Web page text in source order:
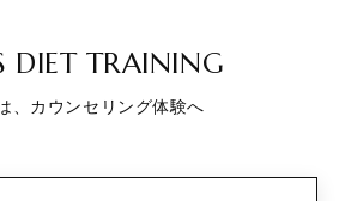
DIET TRAINING
、カウンセリング体験へ